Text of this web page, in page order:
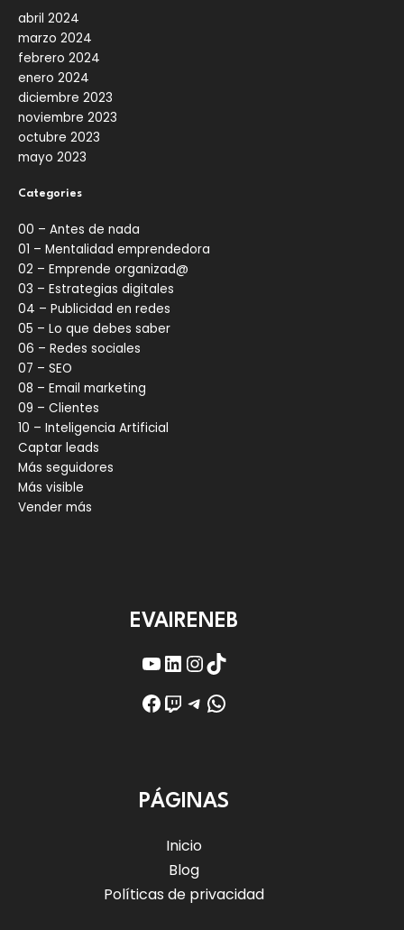
abril 2024
marzo 2024
febrero 2024
enero 2024
diciembre 2023
noviembre 2023
octubre 2023
mayo 2023
Categories
00 – Antes de nada
01 – Mentalidad emprendedora
02 – Emprende organizad@
03 – Estrategias digitales
04 – Publicidad en redes
05 – Lo que debes saber
06 – Redes sociales
07 – SEO
08 – Email marketing
09 – Clientes
10 – Inteligencia Artificial
Captar leads
Más seguidores
Más visible
Vender más
EVAIRENEB
YouTube
LinkedIn
Instagram
TikTok
Facebook
Twitch
Telegram
WhatsApp
PÁGINAS
Inicio
Blog
Políticas de privacidad